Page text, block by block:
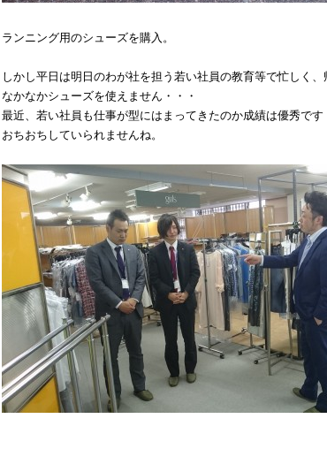
ランニング用のシューズを購入。
しかし平日は明日のわが社を担う若い社員の教育等で忙しく
なかなかシューズを使えません・・・
最近、若い社員も仕事が型にはまってきたのか成績は優秀です
おちおちしていられませんね。